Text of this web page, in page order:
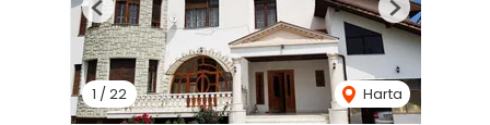
1 / 22 Harta
Previous Next